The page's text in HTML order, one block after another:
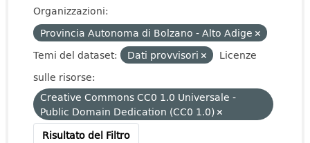
Organizzazioni:
Provincia Autonoma di Bolzano - Alto Adige
Temi del dataset:
Dati provvisori
Licenze
sulle risorse:
Creative Commons CC0 1.0 Universale -
Public Domain Dedication (CC0 1.0)
Risultato del Filtro